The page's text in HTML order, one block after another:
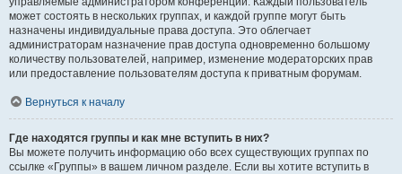
может состоять в нескольких группах, и каждой группе могут быть
назначены индивидуальные права доступа. Это облегчает
администраторам назначение прав доступа одновременно большому
количеству пользователей, например, изменение модераторских прав
или предоставление пользователям доступа к приватным форумам.
Вернуться к началу
Где находятся группы и как мне вступить в них?
Вы можете получить информацию обо всех существующих группах по
ссылке «Группы» в вашем личном разделе. Если вы хотите вступить в